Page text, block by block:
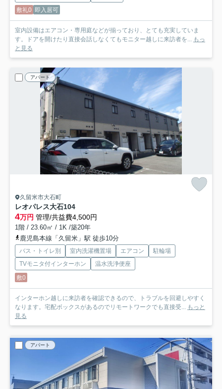
敷礼0 即入居可
室内設備はエアコン・専用庭などが揃っており、とても充実していま
す。ドアを開けたり直接会話しなくてもモニター越しに来訪者を... もっ
と見る
アパート
久留米市大石町
レオパレス大石104
4万円 管理/共益費4,500円
1階 / 23.60㎡ / 1K /築20年
鹿児島本線「久留米」駅 徒歩10分
バス・トイレ別 室内洗濯機置場 エアコン
駐輪場
TVモニタ付インターホン
温水洗浄便座
敷0
インターホン越しに来訪者を確認できるので、トラブルを回避しやすく
なります。宅配ボックスがあるのでリモートワークでも直接受... もっと
見る
アパート